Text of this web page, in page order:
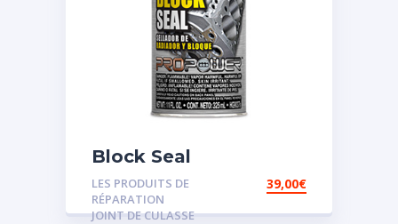
Block Seal
LES PRODUITS DE
RÉPARATION
JOINT DE CULASSE
39,00€